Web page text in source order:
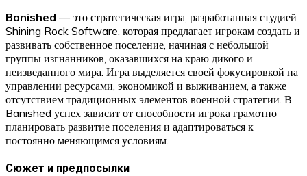
Banished — это стратегическая игра, разработанная студией
Shining Rock Software, которая предлагает игрокам создать и
развивать собственное поселение, начиная с небольшой
группы изгнанников, оказавшихся на краю дикого и
неизведанного мира. Игра выделяется своей фокусировкой на
управлении ресурсами, экономикой и выживанием, а также
отсутствием традиционных элементов военной стратегии. В
Banished успех зависит от способности игрока грамотно
планировать развитие поселения и адаптироваться к
постоянно меняющимся условиям.
Сюжет и предпосылки